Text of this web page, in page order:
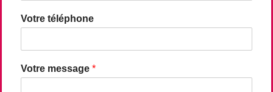
Votre téléphone
Votre message *